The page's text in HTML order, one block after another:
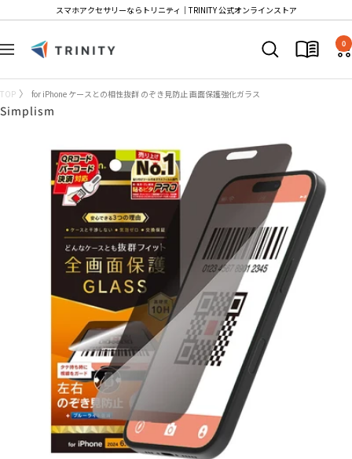
テ
ツ
へ
スマホアクセサリーならトリニティ│TRINITY 公式オンラインストア
ナ
ゲ
ー
Trinity
0
TOP for iPhone ケースとの相性抜群 のぞき見防止 画面保護強化ガラス
Simplism